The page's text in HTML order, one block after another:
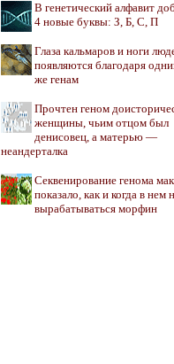
В генетический алфавит
4 новые буквы: З, Б, С, П
Глаза кальмаров и ноги
появляются благодаря
же генам
Прочтен геном
женщины, чьим отцом был
денисовец, а матерью —
неандерталка
Секвенирование генома
показало, как и когда в нем
вырабатываться морфин